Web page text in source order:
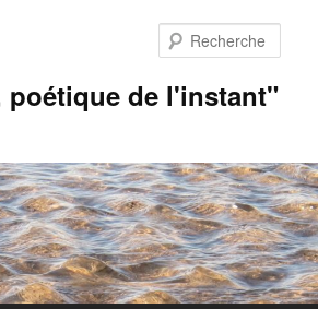
poétique de l'instant"